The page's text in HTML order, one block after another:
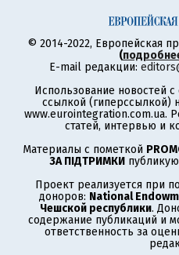
© 2014-2022, Европейская
(
E-mail редакции:
Использование новостей
ссылкой (гиперссылкой)
www.eurointegration.com.ua.
статей, интервью и
Материалы с пометкой
ЗА ПІДТРИМКИ
Проект реализуется при
доноров: National
Чешской республики.
содержание публикаций и
ответственность за